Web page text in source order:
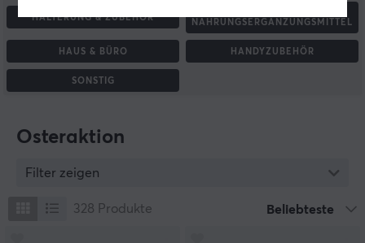
HALTERUNG & ZUBEHÖR
NAHRUNGSERGÄNZUNGSMITTEL
HAUS & BÜRO HANDYZUBEHÖR
SONSTIG
Osteraktion
Filter zeigen
328 Produkte Beliebteste